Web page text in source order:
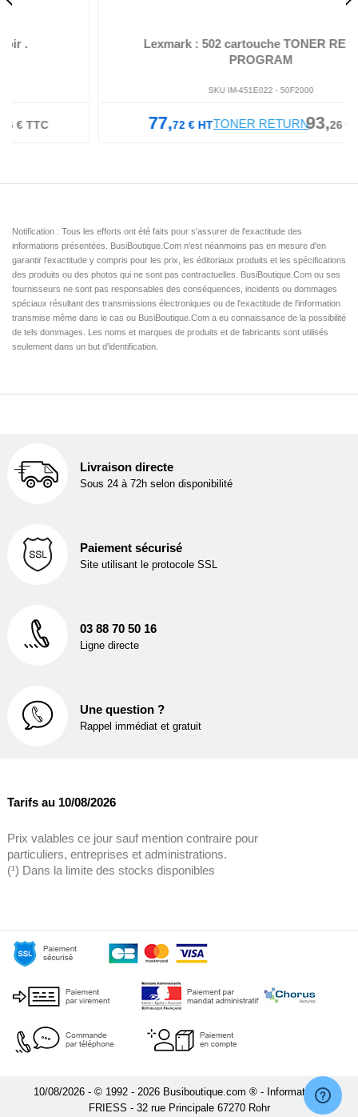
Lexmark : 502 cartouche TONER RETURN
SKU IM-451E022 -50F2000
93,26€TTC
Notification : Tous les efforts ont été faits pour s'assurer de l'exactitude des
informations présentées. BusiBoutique.Com n'est néanmoins pas en mesure d'en
garantir l'exactitude y compris pour les prix, les éditoriaux produits et les spécifications
des produits ou des photos qui ne sont pas contractuelles. BusiBoutique.Com ou ses
fournisseurs ne sont pas responsables des conséquences, incidents ou dommages
spéciaux résultant des transmissions électroniques ou de l'exactitude de l'information
transmise même dans le cas ou BusiBoutique.Com a eu connaissance de la possibilité
de tels dommages. Les noms et marques de produits et de fabricants sont utilisés
seulement dans un but d'identification.
Livraison directe
Sous 24 à 72h selon disponibilité
Paiement sécurisé
Site utilisant le protocole SSL
03 88 70 50 16
Ligne directe
Une question ?
Rappel immédiat et gratuit
Tarifs au 10/08/2026
Prix valables ce jour sauf mention contraire pour
particuliers, entreprises et administrations.
(¹) Dans la limite des stocks disponibles
10/08/2026 - © 1992 - 2026 Busiboutique.com ® - Informatique
FRIESS - 32 rue Principale 67270 Rohr